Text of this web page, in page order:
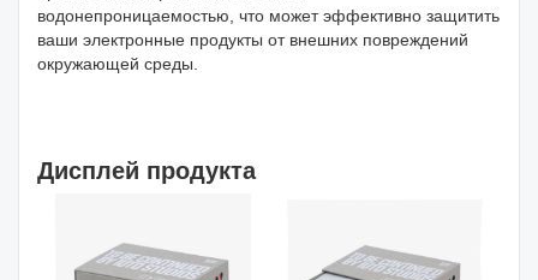
водонепроницаемостью, что может эффективно защитить
ваши электронные продукты от внешних повреждений
окружающей среды.
Дисплей продукта